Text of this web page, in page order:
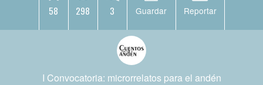
58 298 3 Guardar Reportar
I Convocatoria: microrrelatos para el andén